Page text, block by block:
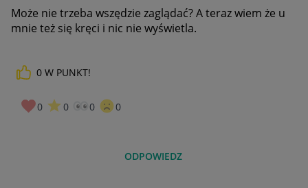
Może nie trzeba wszędzie zaglądać? A teraz wiem że u
mnie też się kręci i nic nie wyświetla.
0 W PUNKT!
0 0 0 0
ODPOWIEDZ